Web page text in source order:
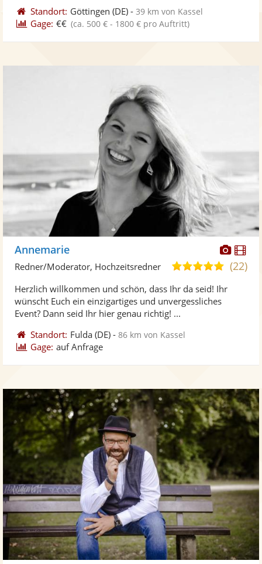
Standort: Göttingen (DE) -39 km von Kassel
Gage: €€ (ca. 500 € - 1800 € pro Auftritt)
Annemarie
5,0
5
(22)
Redner/Moderator, Hochzeitsredner
Herzlich willkommen und schön, dass Ihr da seid! Ihr
wünscht Euch ein einzigartiges und unvergessliches
Event? Dann seid Ihr hier genau richtig! ...
Standort: Fulda (DE) -86 km von Kassel
Gage: auf Anfrage